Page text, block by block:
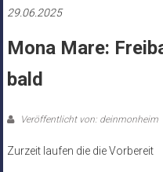
29.06.2025
Mona Mare:
bald
Veröffentlicht von: deinmonheim
Zurzeit laufen die die Vorbereit